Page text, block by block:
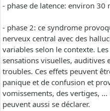
- phase de latence: environ 30
- phase 2: ce syndrome
nerveux central avec des
variables selon le contexte.
sensations visuelles, auditives
troubles. Ces effets peuvent
panique et de confusion et
vomissements, des vertiges,
peuvent aussi se déclarer.